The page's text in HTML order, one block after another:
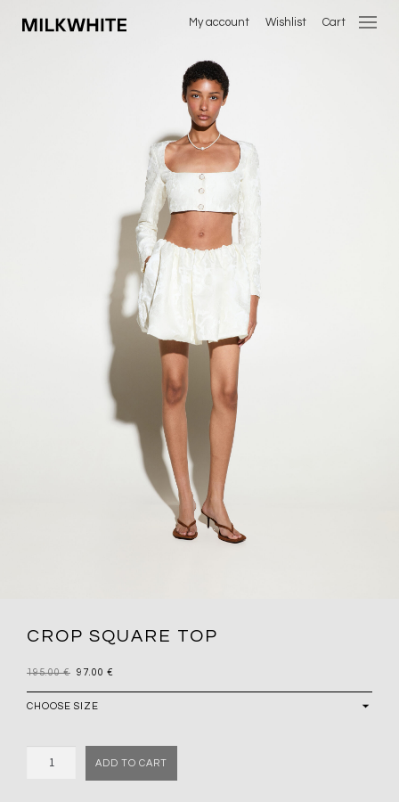
My account Wishlist Cart
CROP SQUARE TOP
195.00€ 97.00 €
ADD TO CART